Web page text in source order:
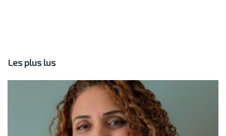
Les plus lus